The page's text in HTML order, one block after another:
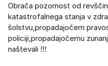
Obrača pozornost od
katastrofalnega stanja v
šolstvu,propadajočem
policiji,propadajočemu
naštevali !!!